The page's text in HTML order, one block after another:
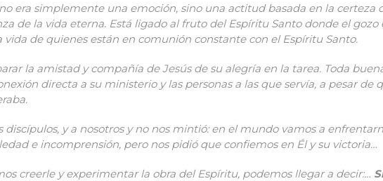
era simplemente una emoción, sino una actitud basada en la certeza
de la vida eterna. Está ligado al fruto del Espíritu Santo donde el gozo
vida de quienes están en comunión constante con el Espíritu Santo.
la amistad y compañía de Jesús de su alegría en la tarea. Toda
directa a su ministerio y las personas a las que servía, a pesar de
discípulos, y a nosotros y no nos mintió: en el mundo vamos a
e incomprensión, pero nos pidió que confiemos en Él y su victoria…
creerle y experimentar la obra del Espíritu, podemos llegar a decir:…